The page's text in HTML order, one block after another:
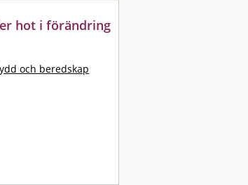
hot i förändring
och beredskap